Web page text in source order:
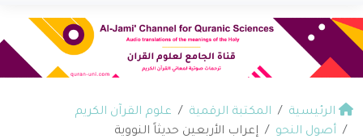
الرئيسية المكتبة الرقمية
علوم القرآن الكريم
أصول النحو
إعراب الأربعين حديثاً النووية